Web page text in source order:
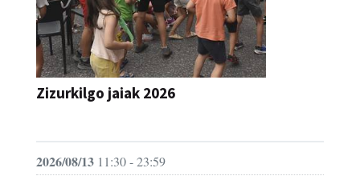
Zizurkilgo jaiak 2026
2026/08/13 11:30 - 23:59